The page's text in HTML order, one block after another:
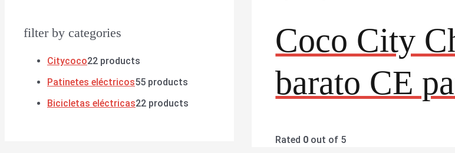
filter by categories
Citycoco22 products
Patinetes eléctricos55 products
Bicicletas eléctricas22 products
Coco City
barato CE
Rated 0 out of 5